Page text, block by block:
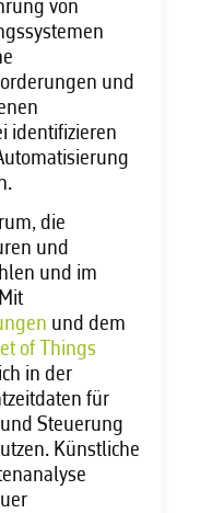
von
und
identifizieren
die
und
und im
und dem
of Things
in der
für
Steuerung
Künstliche